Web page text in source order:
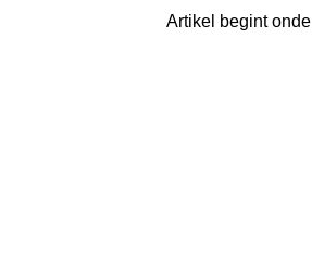
Artikel begint